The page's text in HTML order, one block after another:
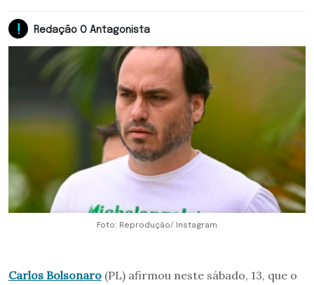
Redação O Antagonista
Foto: Reprodução/ Instagram
Carlos Bolsonaro (PL) afirmou neste sábado, 13, que o